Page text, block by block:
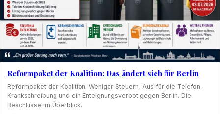
Reformpaket der Koalition: Das ändert sich für Berlin
Reformpaket der Koalition: Weniger Steuern, Aus für die Telefon-
Krankschreibung und ein Enteignungsverbot gegen Berlin. Die
Beschlüsse im Überblick.